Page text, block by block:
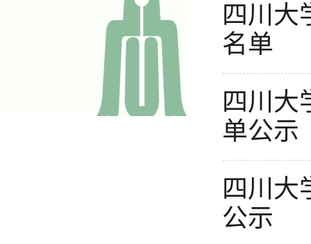
四川大
名单
四川大
单公示
四川大
公示